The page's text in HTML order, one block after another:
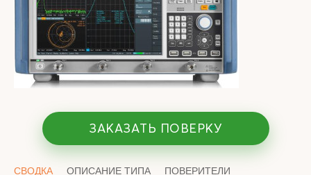
ЗАКАЗАТЬ ПОВЕРКУ
СВОДКА ОПИСАНИЕ ТИПА ПОВЕРИТЕЛИ